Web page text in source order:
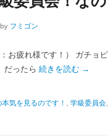
by フミゴン
お疲れ様です！） ガチョ
だったら 続きを読む →
気を見るのです！ 学級委員会